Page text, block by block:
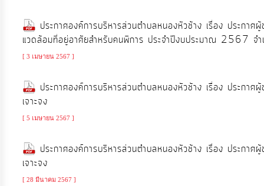
การ
ส่ง
เสริม
โปร่งใส
ถิ่น
ของ
เรา
ประกาศองค์การบริหารส่วนตำบลหนองหัวช้าง เรื่อง ประกาศ
แวดล้อมที่อยู่อาศัยสำหรับคนพิการ ประจำปีงบประมาณ 2567 จำ
[ 3 เมษายน 2567 ]
ประกาศองค์การบริหารส่วนตำบลหนองหัวช้าง เรื่อง ประกา
เจาะจง
[ 5 เมษายน 2567 ]
ประกาศองค์การบริหารส่วนตำบลหนองหัวช้าง เรื่อง ประกา
เจาะจง
[ 28 มีนาคม 2567 ]